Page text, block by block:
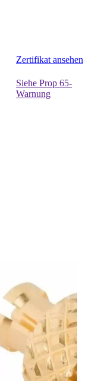
Zertifikat ansehen
Siehe Prop 65-
Warnung